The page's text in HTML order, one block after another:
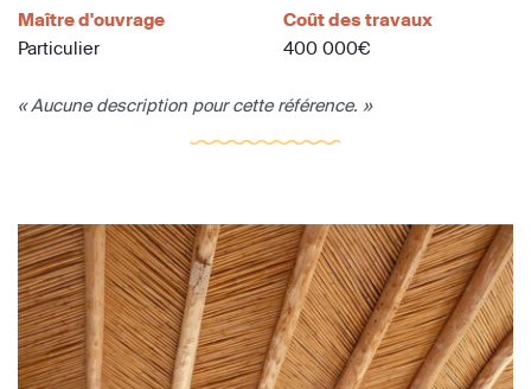
Maître d'ouvrage
Particulier
Coût des travaux
400 000€
« Aucune description pour cette référence. »